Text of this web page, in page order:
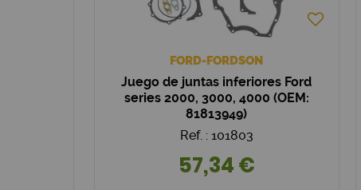
FORD-FORDSON
Juego de juntas inferiores Ford
series 2000, 3000, 4000 (OEM:
81813949)
Ref. : 101803
57,34 €